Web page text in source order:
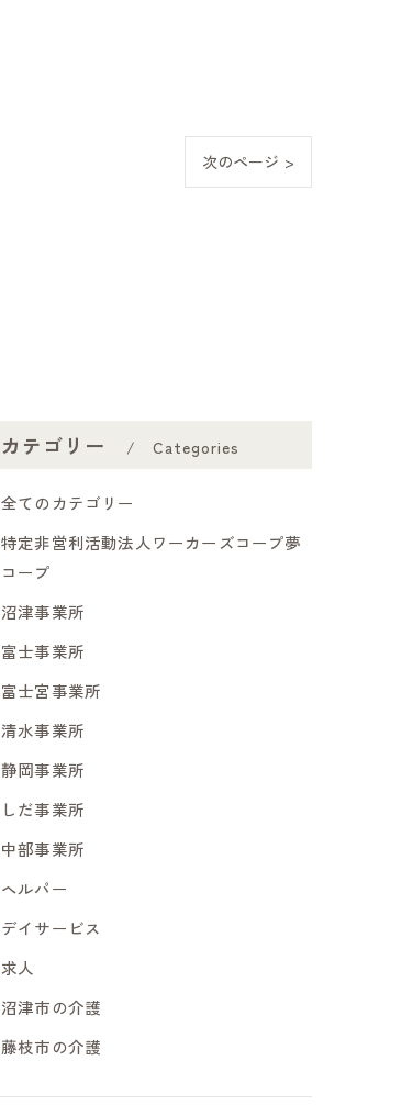
次のページ >
カテゴリー Categories
全てのカテゴリー
特定非営利活動法人ワーカーズコープ夢
コープ
沼津事業所
富士事業所
富士宮事業所
清水事業所
静岡事業所
しだ事業所
中部事業所
ヘルパー
デイサービス
求人
沼津市の介護
藤枝市の介護